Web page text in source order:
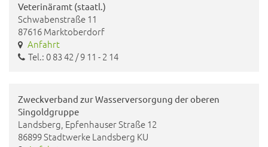
Veterinäramt (staatl.)
Schwabenstraße 11
87616 Marktoberdorf
Anfahrt
Tel.: 0 83 42 / 9 11 - 2 14
Zweckverband zur Wasserversorgung der oberen
Singoldgruppe
Landsberg, Epfenhauser Straße 12
86899 Stadtwerke Landsberg KU